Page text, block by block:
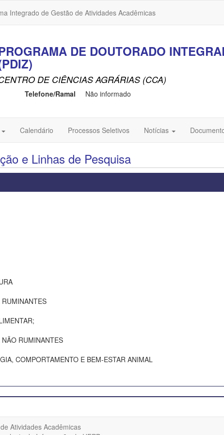
Integrado de Gestão de Atividades Acadêmicas
DE DOUTORADO
DE CIÊNCIAS AGRÁRIAS (CCA)
Telefone/Ramal Não informado
Calendário Processos Seletivos Notícias
e Linhas de Pesquisa
RUMINANTES
COMPORTAMENTO E BEM-ESTAR ANIMAL
Atividades Acadêmicas